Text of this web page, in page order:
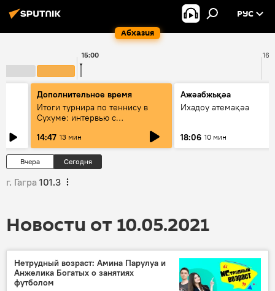
Абхазия
РУС
15:00
Дополнительное время
Итоги турнира по теннису в
Сухуме: интервью с
14:47 13 мин
Ажәабжьқәа
Ихадоу атемақәа
18:06 10 мин
Вчера Сегодня
г. Гагра 101.3
Новости от 10.05.2021
Нетрудный возраст: Амина Парулуа и
Анжелика Богатых о занятиях
футболом